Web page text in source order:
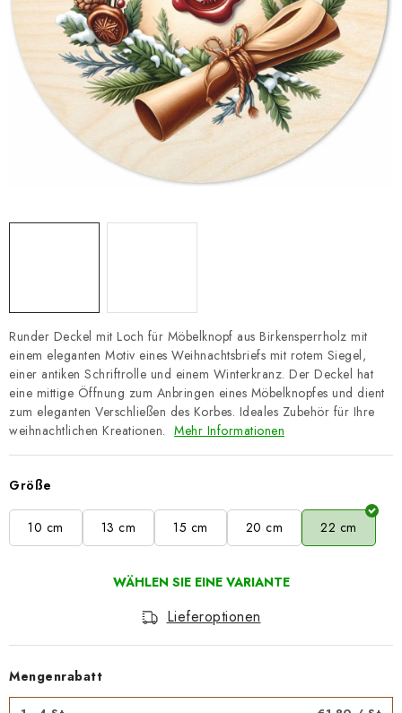
Datenschutzerklärung
Impressum
Runder Deckel mit Loch für Möbelknopf aus Birkensperrholz mit
einem eleganten Motiv eines Weihnachtsbriefs mit rotem Siegel,
einer antiken Schriftrolle und einem Winterkranz. Der Deckel hat
eine mittige Öffnung zum Anbringen eines Möbelknopfes und dient
zum eleganten Verschließen des Korbes. Ideales Zubehör für Ihre
weihnachtlichen Kreationen. Mehr Informationen
Größe
10 cm 13 cm 15 cm 20 cm 22 cm
Lieferoptionen
Mengenrabatt